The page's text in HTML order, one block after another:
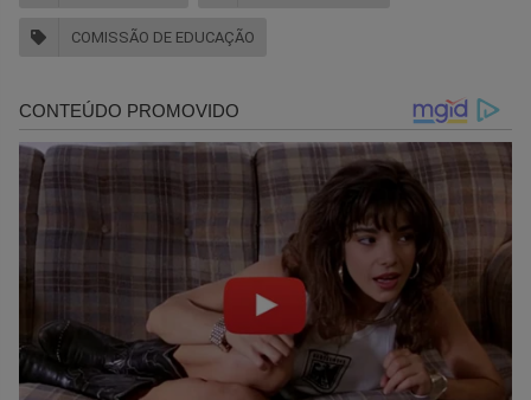
COMISSÃO DE EDUCAÇÃO